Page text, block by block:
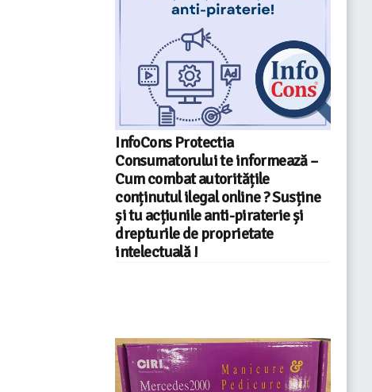
InfoCons Protectia
Consumatorului te informează –
Cum combat autoritățile
conținutul ilegal online ? Susține
și tu acțiunile anti-piraterie și
drepturile de proprietate
intelectuală !